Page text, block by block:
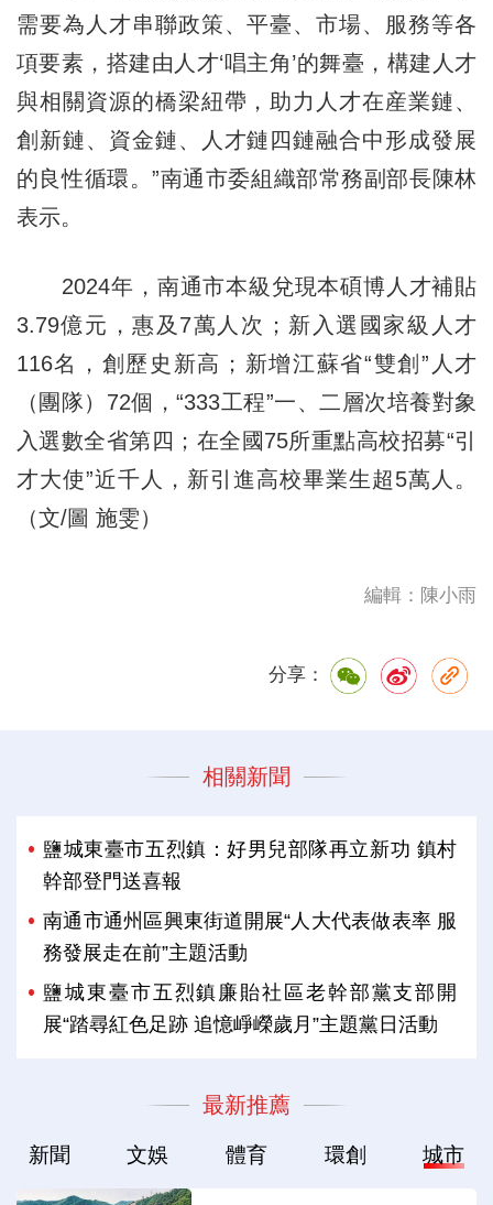
需要為人才串聯政策、平臺、市場、服務等各
項要素，搭建由人才‘唱主角’的舞臺，構建人才
與相關資源的橋梁紐帶，助力人才在産業鏈、
創新鏈、資金鏈、人才鏈四鏈融合中形成發展
的良性循環。”南通市委組織部常務副部長陳林
表示。
2024年，南通市本級兌現本碩博人才補貼
3.79億元，惠及7萬人次；新入選國家級人才
116名，創歷史新高；新增江蘇省“雙創”人才
（團隊）72個，“333工程”一、二層次培養對象
入選數全省第四；在全國75所重點高校招募“引
才大使”近千人，新引進高校畢業生超5萬人。
（文/圖 施雯）
編輯：陳小雨
分享：
相關新聞
鹽城東臺市五烈鎮：好男兒部隊再立新功 鎮村
幹部登門送喜報
南通市通州區興東街道開展“人大代表做表率 服
務發展走在前”主題活動
鹽城東臺市五烈鎮廉貽社區老幹部黨支部開
展“踏尋紅色足跡 追憶崢嶸歲月”主題黨日活動
最新推薦
新聞 文娛 體育 環創 城市